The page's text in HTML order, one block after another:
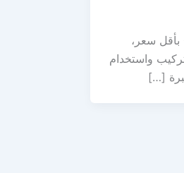
سعر،
واستخدام
[…]